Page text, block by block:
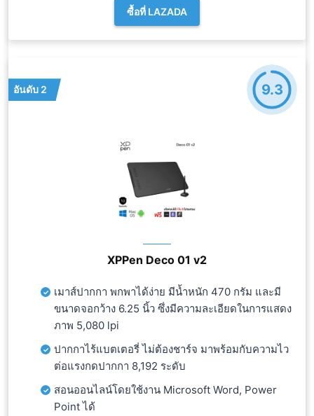
ซื้อที่ LAZADA
อันดับ 2 9.3
XPPen Deco 01 v2
เมาส์ปากกา พกพาได้ง่าย มีน้ำหนัก 470 กรัม และมี
ขนาดจอกว้าง 6.25 นิ้ว ซึ่งมีความละเอียดในการแสดง
ภาพ 5,080 lpi
ปากกาไร้แบตเตอรี่ ไม่ต้องชาร์จ มาพร้อมกับความไว
ต่อแรงกดปากกา 8,192 ระดับ
สอนออนไลน์โดยใช้งาน Microsoft Word, Power
Point ได้